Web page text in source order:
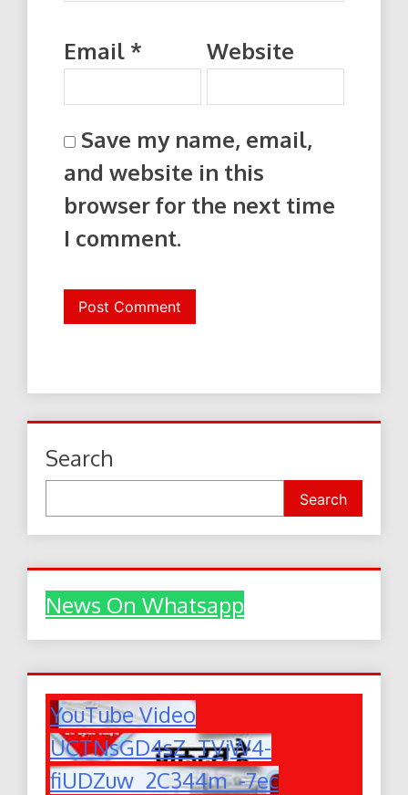
Email * Website
Save my name, email,
and website in this
browser for the next time
I comment.
Search
Search
News On Whatsapp
YouTube Video
UCTNsGD4sZ_TVjW4-
fiUDZuw_2C344m_-7ec